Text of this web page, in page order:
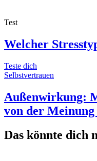
Test
Welcher
Teste dich
Selbstvertrauen
Außenwirkung:
von der
Das könnte dich